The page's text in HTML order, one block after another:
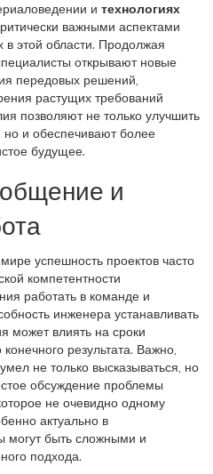
и технологиях
важными аспектами
этой области. Продолжая
открывают новые
передовых решений,
растущих требований
позволяют не только улучшить
но и обеспечивают более
будущее.
и
успешность проектов часто
компетентности
работать в команде и
инженера устанавливать
может влиять на сроки
результата. Важно,
не только высказываться, но
обсуждение проблемы
не очевидно одному
актуально в
могут быть сложными и
подхода.